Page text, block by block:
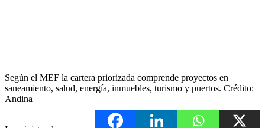
Según el MEF la cartera priorizada comprende proyectos en
saneamiento, salud, energía, inmuebles, turismo y puertos. Crédito:
Andina